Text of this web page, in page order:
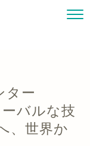
ター
バルな技
、世界か